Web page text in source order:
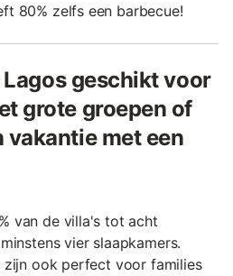
80% zelfs een barbecue!
geschikt voor
grote groepen of
vakantie met een
van de villa's tot acht
vier slaapkamers.
zijn ook perfect voor families